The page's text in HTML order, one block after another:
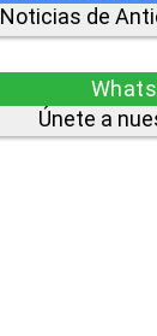
Noticias de
Únete a